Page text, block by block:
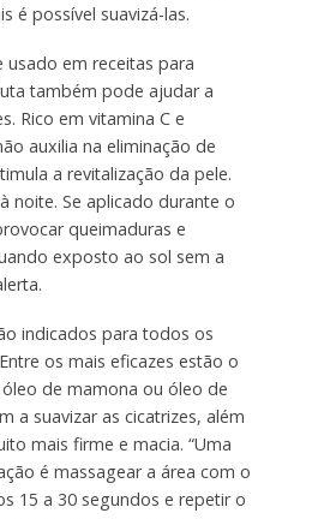
é possível suavizá-las.
usado em receitas para
também pode ajudar a
Rico em vitamina C e
auxilia na eliminação de
a revitalização da pele.
noite. Se aplicado durante o
queimaduras e
exposto ao sol sem a
indicados para todos os
os mais eficazes estão o
de mamona ou óleo de
a suavizar as cicatrizes, além
mais firme e macia. “Uma
é massagear a área com o
15 a 30 segundos e repetir o